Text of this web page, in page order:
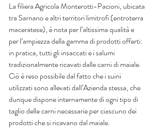
La filiera Agricola Monterotti-Pacioni, ubicata
tra Sarnano e altri territori limitrofi (entroterra
maceratese), è nota per l’altissima qualità e
per l’ampiezza della gamma di prodotti offerti:
in pratica, tutti gli insaccati e i salumi
tradizionalmente ricavati dalle carni di maiale.
Ciò è reso possibile dal fatto che i suini
utilizzati sono allevati dall’Azienda stessa, che
dunque dispone internamente di ogni tipo di
taglio delle carni necessarie per ciascuno dei
prodotti che si ricavano dal maiale.